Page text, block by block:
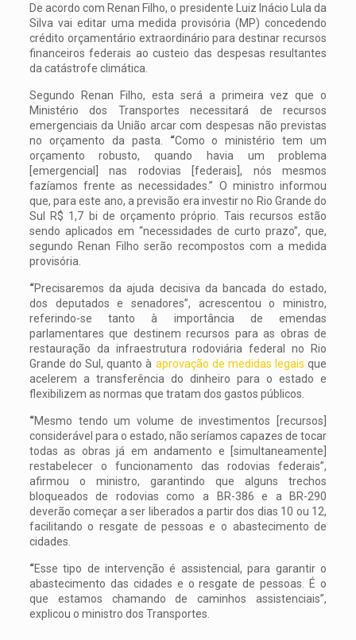
De acordo com Renan Filho, o presidente Luiz Inácio Lula da
Silva vai editar uma medida provisória (MP) concedendo
crédito orçamentário extraordinário para destinar recursos
financeiros federais ao custeio das despesas resultantes
da catástrofe climática.
Segundo Renan Filho, esta será a primeira vez que o
Ministério dos Transportes necessitará de recursos
emergenciais da União arcar com despesas não previstas
no orçamento da pasta. “Como o ministério tem um
orçamento robusto, quando havia um problema
[emergencial] nas rodovias [federais], nós mesmos
fazíamos frente as necessidades.” O ministro informou
que, para este ano, a previsão era investir no Rio Grande do
Sul R$ 1,7 bi de orçamento próprio. Tais recursos estão
sendo aplicados em “necessidades de curto prazo”, que,
segundo Renan Filho serão recompostos com a medida
provisória.
“Precisaremos da ajuda decisiva da bancada do estado,
dos deputados e senadores”, acrescentou o ministro,
referindo-se tanto à importância de emendas
parlamentares que destinem recursos para as obras de
restauração da infraestrutura rodoviária federal no Rio
Grande do Sul, quanto à aprovação de medidas legais que
acelerem a transferência do dinheiro para o estado e
flexibilizem as normas que tratam dos gastos públicos.
“Mesmo tendo um volume de investimentos [recursos]
considerável para o estado, não seríamos capazes de tocar
todas as obras já em andamento e [simultaneamente]
restabelecer o funcionamento das rodovias federais”,
afirmou o ministro, garantindo que alguns trechos
bloqueados de rodovias como a BR-386 e a BR-290
deverão começar a ser liberados a partir dos dias 10 ou 12,
facilitando o resgate de pessoas e o abastecimento de
cidades.
“Esse tipo de intervenção é assistencial, para garantir o
abastecimento das cidades e o resgate de pessoas. É o
que estamos chamando de caminhos assistenciais”,
explicou o ministro dos Transportes.